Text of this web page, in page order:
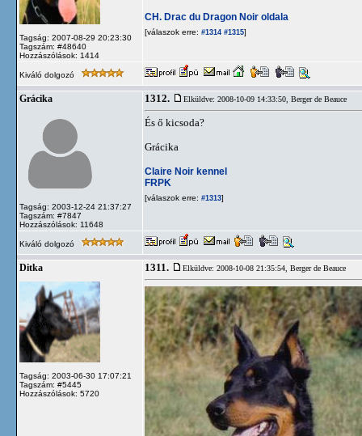
Tagság: 2007-08-29 20:23:30
Tagszám: #48640
Hozzászólások: 1414
CH. Drac du Dragon Noir oldala
[válaszok erre: #1314 #1315]
Kiváló dolgozó
Grácika
Tagság: 2003-12-24 21:37:27
Tagszám: #7847
Hozzászólások: 11648
1312. Elküldve: 2008-10-09 14:33:50, Berger de Beauce
És ő kicsoda?
Grácika
Claire Noir kennel
FRPK
[válaszok erre: #1313]
Kiváló dolgozó
Ditka
Tagság: 2003-06-30 17:07:21
Tagszám: #5445
Hozzászólások: 5720
1311. Elküldve: 2008-10-08 21:35:54, Berger de Beauce